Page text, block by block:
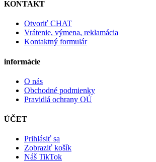
KONTAKT
Otvoriť CHAT
Vrátenie, výmena, reklamácia
Kontaktný formulár
informácie
O nás
Obchodné podmienky
Pravidlá ochrany OÚ
ÚČET
Prihlásiť sa
Zobraziť košík
Náš TikTok